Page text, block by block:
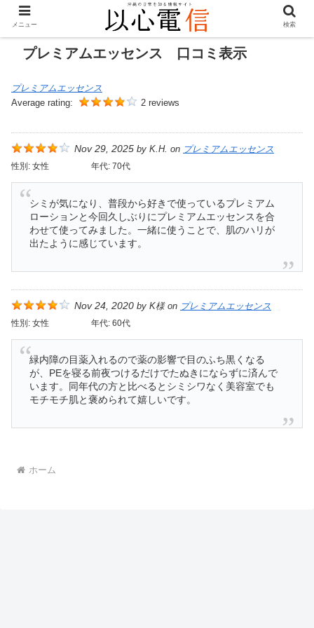
プレミアムエッセンス 口コミ表示
プレミアムエッセンス
Average rating:
2 reviews
Nov 29, 2025 by K.H. on プレミアムエッセンス
性別: 女性 年代: 70代
シミが気になり、普段から好きで使っているプレミアム
ローションと今回久しぶりにプレミアムエッセンスを合
わせて使ってみました。一緒に使うことで、肌のハリが
出たように感じています。
Nov 24, 2020 by K様on プレミアムエッセンス
性別: 女性 年代: 60代
緑内障の目薬入れるので薬の影響で目のふち黒くなる
が、PEを寝る前夜つけるだけでたぬきにならずに済んで
います。同年代の方と比べるとシミシワなく美容室でも
モチモチ肌と褒められて嬉しいです。
ホーム
メニュー 検索